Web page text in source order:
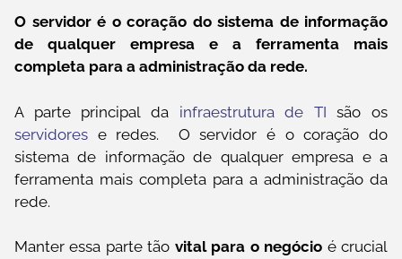
O servidor é o coração do sistema de informação
de qualquer empresa e a ferramenta mais
completa para a administração da rede.
A parte principal da infraestrutura de TI são os
servidores e redes. O servidor é o coração do
sistema de informação de qualquer empresa e a
ferramenta mais completa para a administração da
rede.
Manter essa parte tão vital para o negócio é crucial